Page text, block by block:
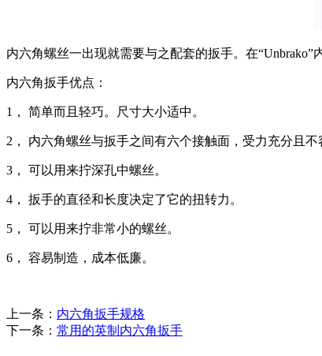
内六角螺丝一出现就需要与之配套的扳手。在
内六角扳手优点：
1， 简单而且轻巧。尺寸大小适中。
2， 内六角螺丝与扳手之间有六个接触面，受力充分且不
3， 可以用来拧深孔中螺丝。
4， 扳手的直径和长度决定了它的扭转力。
5， 可以用来拧非常小的螺丝。
6， 容易制造，成本低廉。
上一条： 内六角扳手规格
下一条： 常用的英制内六角扳手